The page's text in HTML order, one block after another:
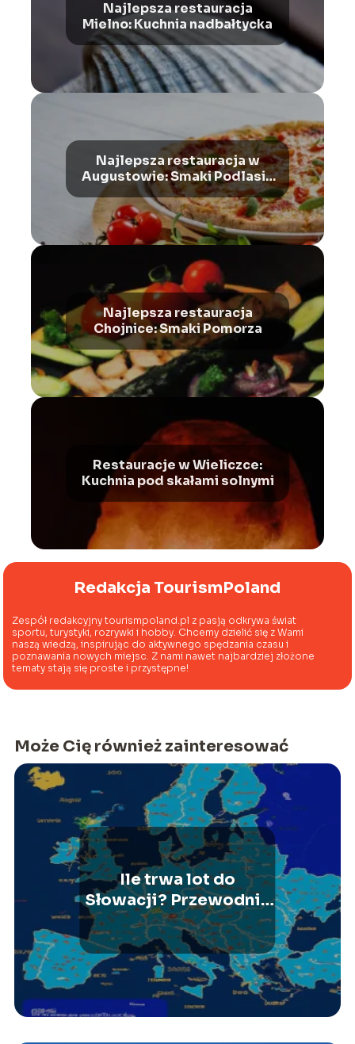
Najlepsza restauracja
Mielno: Kuchnia nadbałtycka
Najlepsza restauracja w
Augustowie: Smaki Podlasia
i Suwalszczyzny
Najlepsza restauracja
Chojnice: Smaki Pomorza
Restauracje w Wieliczce:
Kuchnia pod skałami solnymi
Redakcja TourismPoland
Zespół redakcyjny tourismpoland.pl z pasją odkrywa świat
sportu, turystyki, rozrywki i hobby. Chcemy dzielić się z Wami
naszą wiedzą, inspirując do aktywnego spędzania czasu i
poznawania nowych miejsc. Z nami nawet najbardziej złożone
tematy stają się proste i przystępne!
Może Cię również zainteresować
Ile trwa lot do
Słowacji? Przewodnik
po czasie podróży